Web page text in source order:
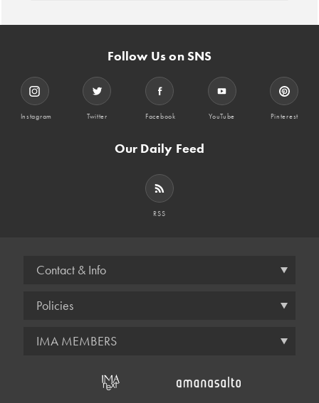
Follow Us on SNS
Instagram Twitter Facebook YouTube Pinterest
Our Daily Feed
RSS
Contact & Info
Policies
IMA MEMBERS